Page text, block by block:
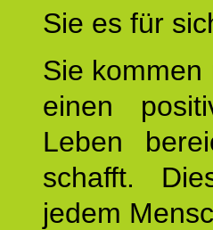
Sie es für
Sie
einen
Leben
schafft.
jedem